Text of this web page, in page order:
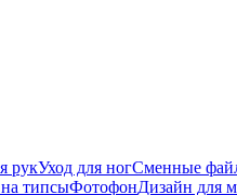
рукУход для ногСменные
типсыФотофонДизайн для